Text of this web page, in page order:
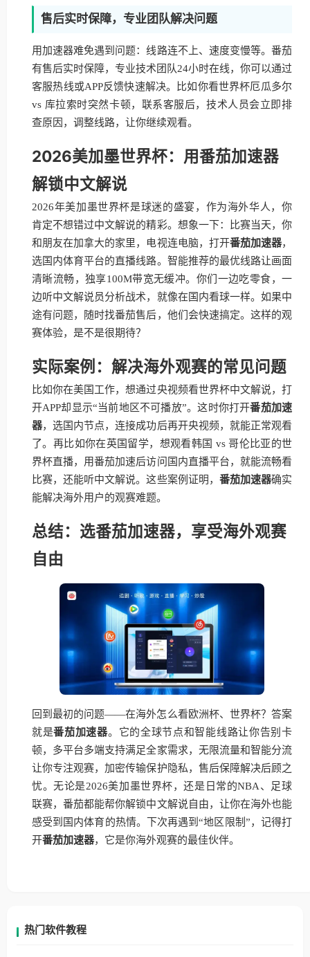
售后实时保障，专业团队解决问题
用加速器难免遇到问题：线路连不上、速度变慢等。番茄
有售后实时保障，专业技术团队24小时在线，你可以通过
客服热线或APP反馈快速解决。比如你看世界杯厄瓜多尔
vs 库拉索时突然卡顿，联系客服后，技术人员会立即排
查原因，调整线路，让你继续观看。
2026美加墨世界杯：用番茄加速器
解锁中文解说
2026年美加墨世界杯是球迷的盛宴，作为海外华人，你
肯定不想错过中文解说的精彩。想象一下：比赛当天，你
和朋友在加拿大的家里，电视连电脑，打开番茄加速器，
选国内体育平台的直播线路。智能推荐的最优线路让画面
清晰流畅，独享100M带宽无缓冲。你们一边吃零食，一
边听中文解说员分析战术，就像在国内看球一样。如果中
途有问题，随时找番茄售后，他们会快速搞定。这样的观
赛体验，是不是很期待？
实际案例：解决海外观赛的常见问题
比如你在美国工作，想通过央视频看世界杯中文解说，打
开APP却显示“当前地区不可播放”。这时你打开番茄加速
器，选国内节点，连接成功后再开央视频，就能正常观看
了。再比如你在英国留学，想观看韩国 vs 哥伦比亚的世
界杯直播，用番茄加速后访问国内直播平台，就能流畅看
比赛，还能听中文解说。这些案例证明， 番茄加速器确实
能解决海外用户的观赛难题。
总结：选番茄加速器，享受海外观赛
自由
回到最初的问题——在海外怎么看欧洲杯、世界杯？答案
就是番茄加速器。它的全球节点和智能线路让你告别卡
顿，多平台多端支持满足全家需求，无限流量和智能分流
让你专注观赛，加密传输保护隐私，售后保障解决后顾之
忧。无论是2026美加墨世界杯，还是日常的NBA、足球
联赛，番茄都能帮你解锁中文解说自由，让你在海外也能
感受到国内体育的热情。下次再遇到“地区限制”，记得打
开番茄加速器，它是你海外观赛的最佳伙伴。
热门软件教程